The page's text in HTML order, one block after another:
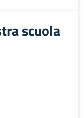
scuola